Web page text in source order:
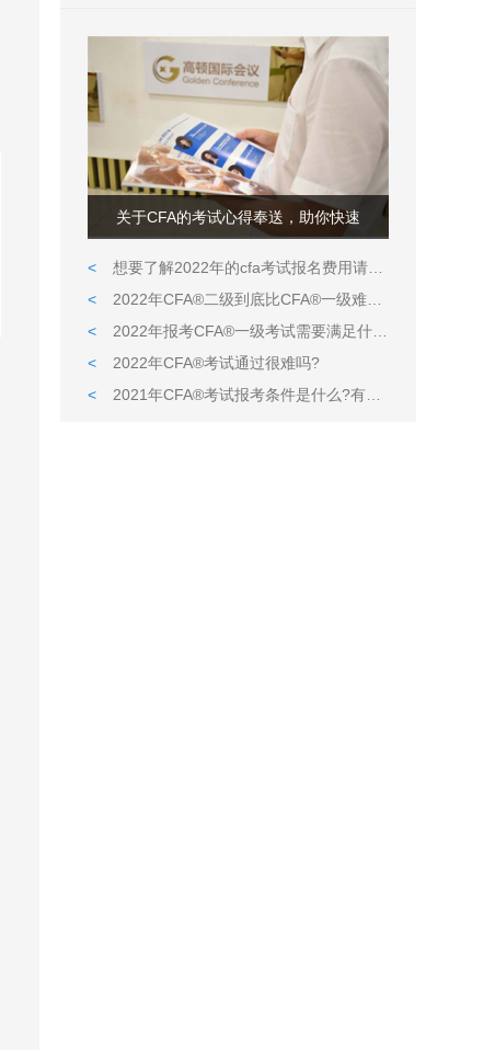
关于CFA的考试心得奉送，助你快速
<
想要了解2022年的cfa考试报名费用请看这里
<
2022年CFA®二级到底比CFA®一级难在哪儿?
<
2022年报考CFA®一级考试需要满足什么条件?
<
2022年CFA®考试通过很难吗?
<
2021年CFA®考试报考条件是什么?有什么限定吗?